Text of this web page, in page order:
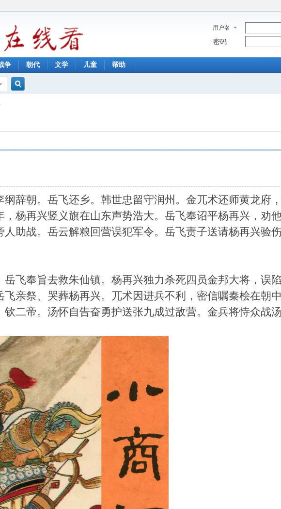
用户名
密码
争 朝代 文学 儿童 帮助
辞朝。岳飞还乡。韩世忠留守润州。金兀术还师黄龙府
杨再兴竖义旗在山东声势浩大。岳飞奉诏平杨再兴，劝
助战。岳云解粮回营误犯军令。岳飞责子送请杨再兴验
飞奉旨去救朱仙镇。杨再兴独力杀死四员金邦大将，误
亲祭、哭葬杨再兴。兀术因进兵不利，密信嘱秦桧在朝
二帝。汤怀自告奋勇护送张九成过敌营。金兵将恃众战